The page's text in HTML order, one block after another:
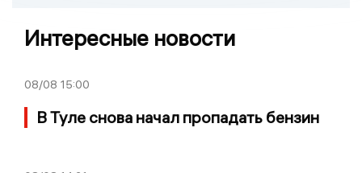
Интересные новости
08/08 15:00
В Туле снова начал пропадать бензин